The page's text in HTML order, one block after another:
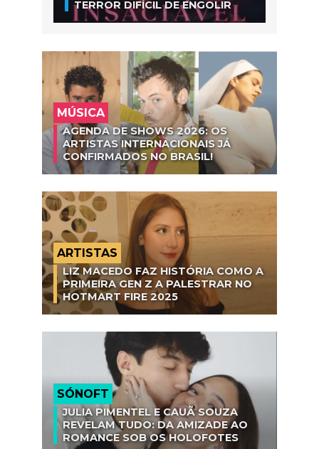
TERROR DIFÍCIL DE ENGOLIR
MÚSICA
AGENDA DE SHOWS 2026: OS
ARTISTAS INTERNACIONAIS JÁ
CONFIRMADOS NO BRASIL!
ARTISTAS
LIZ MACEDO FAZ HISTÓRIA COMO A
PRIMEIRA GEN Z A PALESTRAR NO
HOTMART FIRE 2025
SÓNOFT
JULIA PIMENTEL E CAUÃ SOUZA
REVELAM TUDO: DA AMIZADE AO
ROMANCE SOB OS HOLOFOTES